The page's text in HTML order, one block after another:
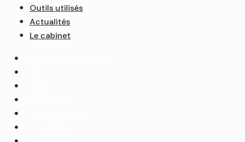
Outils utilisés
Actualités
Le cabinet